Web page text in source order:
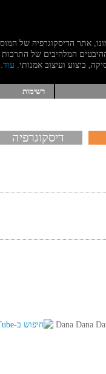
אתר הדיסקוגרפיה של
המלהיבים של
ביצוע ועיצוב אמנותי.
רשימות
דיסקוגרפיה